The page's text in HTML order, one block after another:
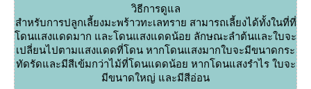
วิธีการดูแล
สำหรับการปลูกเลี้ยงมะพร้าวทะเลทราย สามารถเลี้ยงได้ทั้งในที่ที่
ดนแสงแดดมาก และโดนแสงแดดน้อย ลักษณะลำต้นและใบจะ
เปลี่ยนไปตามแสงแดดที่โดน หากโดนแสงมากใบจะมีขนาดกระ
ทัดรัดและมีสีเข้มกว่าไม้ที่โดนแดดน้อย หากโดนแสงรำไร ใบจะ
มีขนาดใหญ่ และมีสีอ่อน